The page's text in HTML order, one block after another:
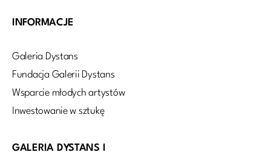
INFORMACJE
Galeria Dystans
Fundacja Galerii Dystans
Wsparcie młodych artystów
Inwestowanie w sztukę
GALERIA DYSTANS I